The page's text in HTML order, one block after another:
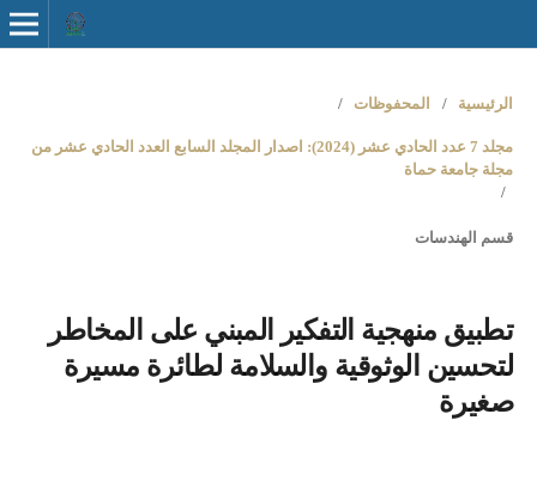
الرئيسية / المحفوظات /
مجلد 7 عدد الحادي عشر (2024): اصدار المجلد السابع العدد الحادي عشر من
مجلة جامعة حماة
/
قسم الهندسات
تطبيق منهجية التفكير المبني على المخاطر
لتحسين الوثوقية والسلامة لطائرة مسيرة
صغيرة